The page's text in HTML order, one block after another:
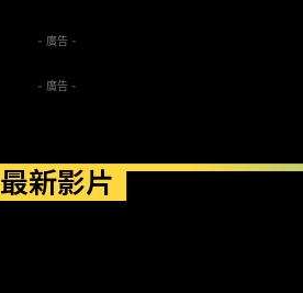
- 廣告 -
- 廣告 -
最新影片